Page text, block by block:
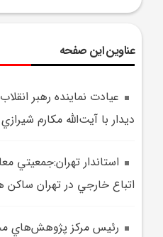
عناوین این صفحه
عيادت نماينده رهبر
ديدار با آيت‌الله مکارم
استاندار تهران:جمعيتي
اتباع خارجي در تهران ساکن
رئيس مرکز پژوهش‌هاي